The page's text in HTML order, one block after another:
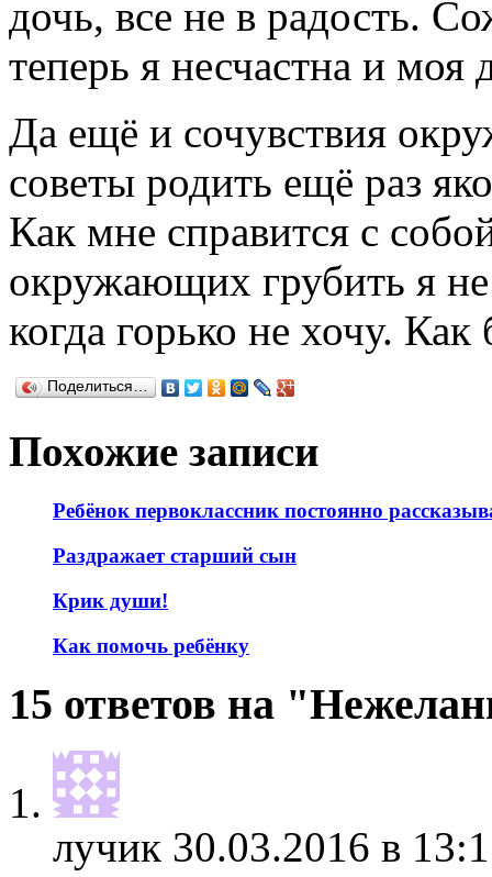
дочь, все не в радость.
теперь я несчастна и моя
Да ещё и сочувствия
советы родить ещё раз
Как мне справится с
окружающих грубить я
когда горько не хочу.
Поделиться…
Похожие записи
Ребёнок первоклассник постоянно
Раздражает старший сын
Крик души!
Как помочь ребёнку
15 ответов на
лучик 30.03.2016 в